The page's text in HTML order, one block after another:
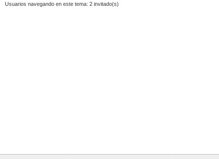
Usuarios navegando en este tema: 2 invitado(s)